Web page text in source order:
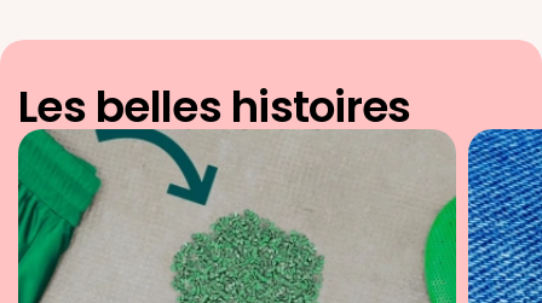
Les belles histoires